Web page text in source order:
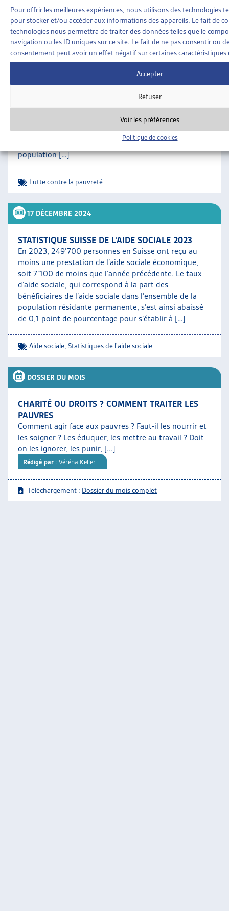
Pour offrir les meilleures expériences, nous utilisons des technologies
pour stocker et/ou accéder aux informations des appareils. Le fait de
technologies nous permettra de traiter des données telles que le
navigation ou les ID uniques sur ce site. Le fait de ne pas consentir ou
consentement peut avoir un effet négatif sur certaines
Accepter
Refuser
Voir les préférences
Politique de cookies
SUR LE MÊME THÈME…
20 JANVIER 2025
UN NOUVEAU PLAN FÉDÉRAL POUR LUTTER
CONTRE LA PAUVRETÉ EN SUISSE
Le 20 décembre 2024, le Conseil fédéral a adopté un
plan pour développer et renforcer sa politique
nationale de lutte contre la pauvreté, en concertation
avec les cantons, les communes et les acteurs de la
société civile[1]. Ce nouveau cadre vise à réduire la
pauvreté en Suisse qui touchait, en 2022, 8,2% de la
population […]
Lutte contre la pauvreté
17 DÉCEMBRE 2024
STATISTIQUE SUISSE DE L’AIDE SOCIALE 2023
En 2023, 249’700 personnes en Suisse ont reçu au
moins une prestation de l’aide sociale économique,
soit 7’100 de moins que l’année précédente. Le taux
d’aide sociale, qui correspond à la part des
bénéficiaires de l’aide sociale dans l’ensemble de la
population résidante permanente, s’est ainsi abaissé
de 0,1 point de pourcentage pour s’établir à […]
Aide sociale, Statistiques de l'aide sociale
DOSSIER DU MOIS
CHARITÉ OU DROITS ? COMMENT TRAITER LES
PAUVRES
Comment agir face aux pauvres ? Faut-il les nourrir et
les soigner ? Les éduquer, les mettre au travail ? Doit-
on les ignorer, les punir, [...]
Rédigé par : Véréna Keller
Téléchargement : Dossier du mois complet